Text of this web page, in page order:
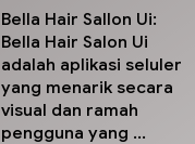
Bella Hair Sallon Ui:
Bella Hair Salon Ui
adalah aplikasi seluler
yang menarik secara
visual dan ramah
pengguna yang ...